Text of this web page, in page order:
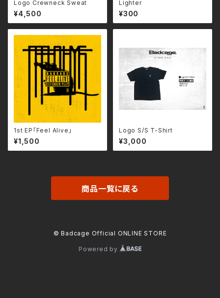
Logo Crewneck Sweat
¥4,500
Lighter
¥300
1st EP「Feel Alive」
¥1,500
Logo S/S T-Shirt
¥3,000
商品一覧に戻る
© Badcage Official ONLINE STORE
Powered by